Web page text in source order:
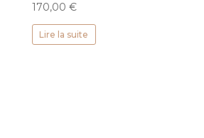
170,00 €
Lire la suite